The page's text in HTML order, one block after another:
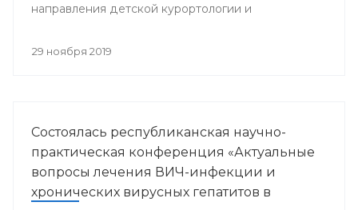
направления детской курортологии и
29 ноября 2019
Состоялась республиканская научно-
практическая конференция «Актуальные
вопросы лечения ВИЧ-инфекции и
хронических вирусных гепатитов в